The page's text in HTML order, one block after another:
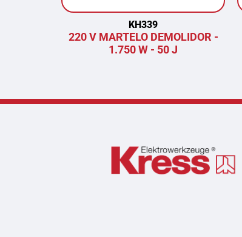
KH339
220 V MARTELO DEMOLIDOR -
1.750 W - 50 J